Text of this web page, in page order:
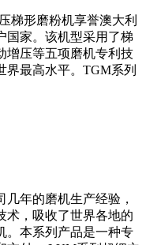
梯形磨粉机享誉澳大利
国家。该机型采用了梯
增压等五项磨机专利技
界最高水平。TGM系列
年的磨机生产经验，
术，吸收了世界各地的
。本系列产品是一种专